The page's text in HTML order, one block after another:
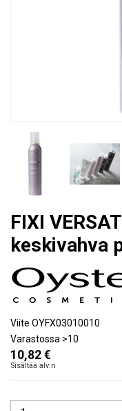
FIXI
keskivahva
Viite OYFX03010010
Varastossa >10
10,82 €
Sisältää alv:n